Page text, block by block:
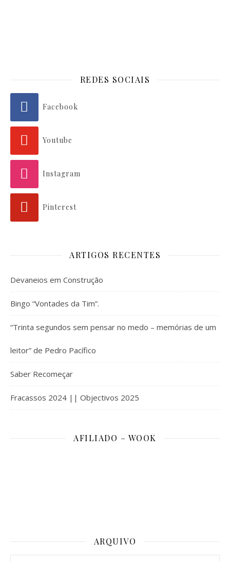
REDES SOCIAIS
Facebook
Youtube
Instagram
Pinterest
ARTIGOS RECENTES
Devaneios em Construção
Bingo “Vontades da Tim”.
“Trinta segundos sem pensar no medo – memórias de um
leitor” de Pedro Pacífico
Saber Recomeçar
Fracassos 2024 || Objectivos 2025
AFILIADO – WOOK
ARQUIVO